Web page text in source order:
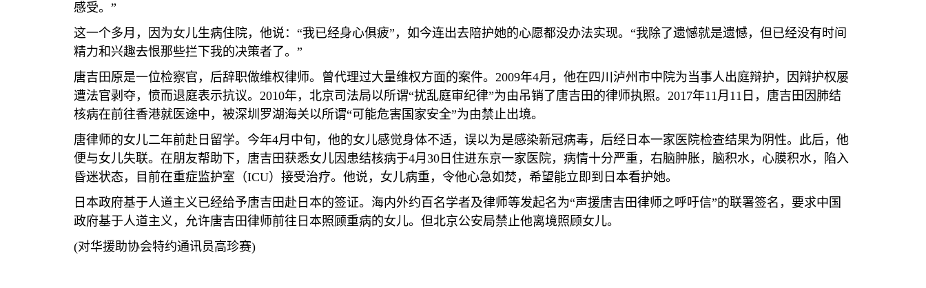
感受。 ”
这一个多月，因为女儿生病住院，他说： “我已经身心俱疲” ，如今连出去陪护她的心愿都没办法实现。 “我除了遗憾就是遗憾，但已经没有时间
精力和兴趣去恨那些拦下我的决策者了。 ”
唐吉田原是一位检察官，后辞职做维权律师。曾代理过大量维权方面的案件。 2009年4月，他在四川泸州市中院为当事人出庭辩护，因辩护权屡
遭法官剥夺，愤而退庭表示抗议。 2010年，北京司法局以所谓“扰乱庭审纪律”为由吊销了唐吉田的律师执照。 2017年11月 11 日，唐吉田因肺结
核病在前往香港就医途中，被深圳罗湖海关以所谓“可能危害国家安全”为由禁止出境。
唐律师的女儿二年前赴日留学。今年4月中旬，他的女儿感觉身体不适，误以为是感染新冠病毒，后经日本一家医院检查结果为阴性。此后，他
便与女儿失联。在朋友帮助下，唐吉田获悉女儿因患结核病于4月 30 日住进东京一家医院，病情十分严重，右脑肿胀，脑积水，心膜积水，陷入
昏迷状态，目前在重症监护室（ICU）接受治疗。他说，女儿病重，令他心急如焚，希望能立即到日本看护她。
日本政府基于人道主义已经给予唐吉田赴日本的签证。海内外约百名学者及律师等发起名为“声援唐吉田律师之呼吁信”的联署签名，要求中国
政府基于人道主义，允许唐吉田律师前往日本照顾重病的女儿。但北京公安局禁止他离境照顾女儿。
(对华援助协会特约通讯员高珍赛)